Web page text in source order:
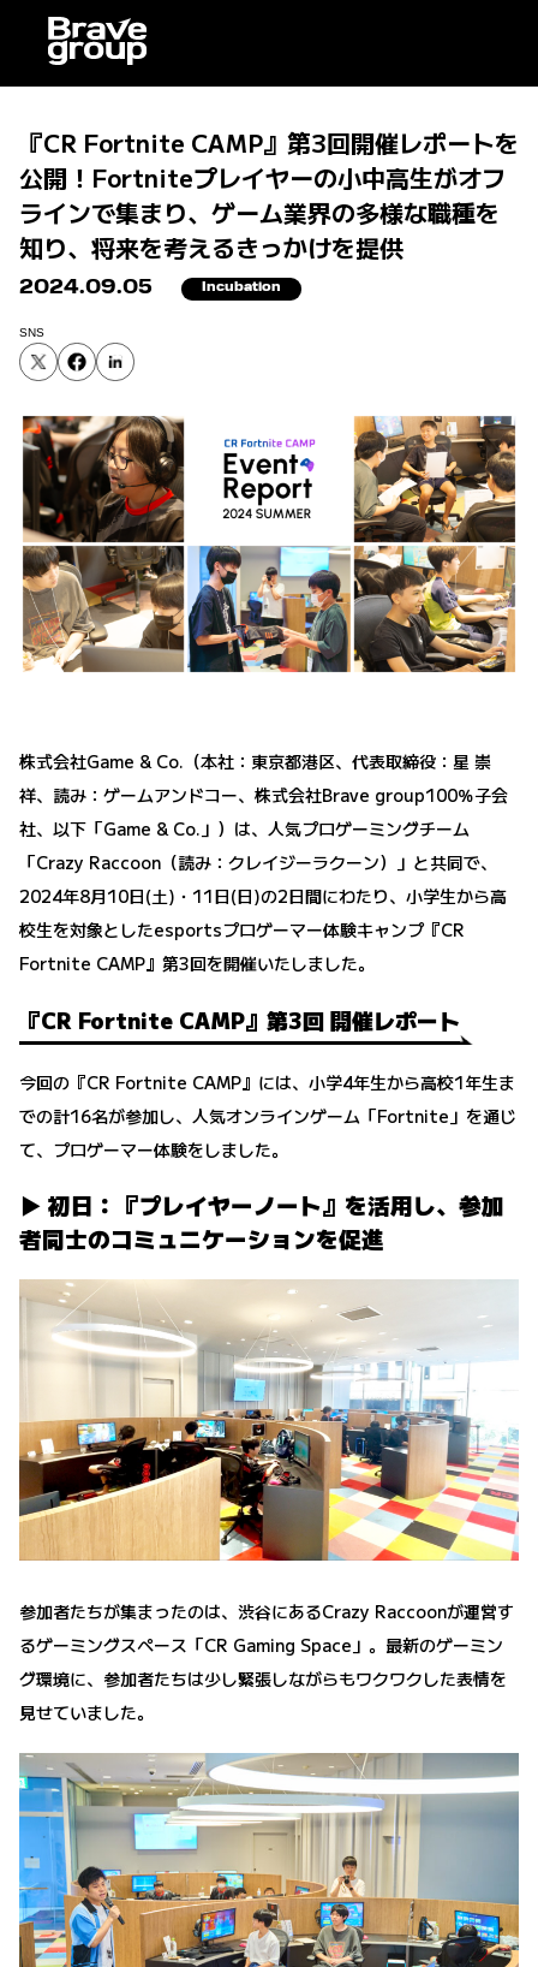
『CR Fortnite CAMP』第3回開催レポートを
公開！Fortniteプレイヤーの小中高生がオフ
ラインで集まり、ゲーム業界の多様な職種を
知り、将来を考えるきっかけを提供
2024.09.05 Incubation
SNS
株式会社Game & Co.（本社：東京都港区、代表取締役：星 崇
祥、読み：ゲームアンドコー、株式会社Brave group100％子会
社、以下「Game & Co.」）は、人気プロゲーミングチーム
「Crazy Raccoon（読み：クレイジーラクーン）」と共同で、
2024年8月10日(土)・11日(日)の2日間にわたり、小学生から高
校生を対象としたesportsプロゲーマー体験キャンプ『CR
Fortnite CAMP』第3回を開催いたしました。
『CR Fortnite CAMP』第3回 開催レポート
今回の『CR Fortnite CAMP』には、小学4年生から高校1年生ま
での計16名が参加し、人気オンラインゲーム「Fortnite」を通じ
て、プロゲーマー体験をしました。
▶︎ 初日：『プレイヤーノート』を活用し、参加
者同士のコミュニケーションを促進
参加者たちが集まったのは、渋谷にあるCrazy Raccoonが運営す
るゲーミングスペース「CR Gaming Space」。最新のゲーミン
グ環境に、参加者たちは少し緊張しながらもワクワクした表情を
見せていました。